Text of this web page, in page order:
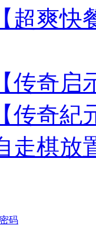
【超爽
【传奇
【传奇
走棋放
码